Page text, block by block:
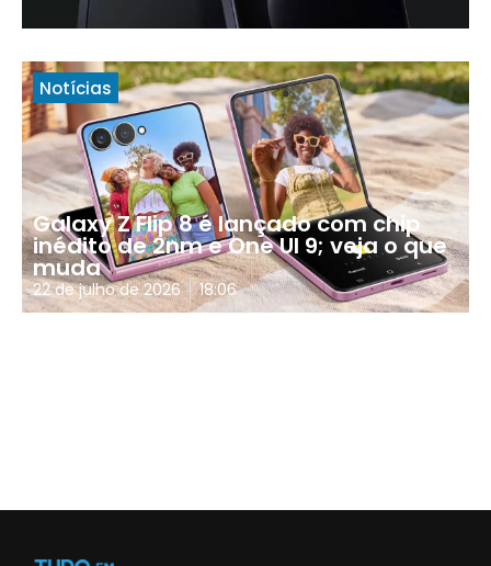
Notícias
Galaxy Z Flip 8 é lançado com chip
inédito de 2nm e One UI 9; veja o que
muda
22 de julho de 2026 18:06